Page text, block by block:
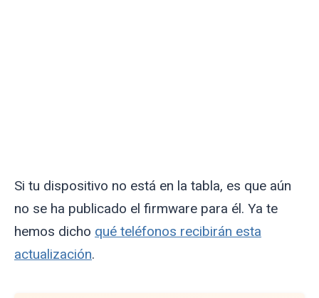
Si tu dispositivo no está en la tabla, es que aún
no se ha publicado el firmware para él. Ya te
hemos dicho qué teléfonos recibirán esta
actualización.